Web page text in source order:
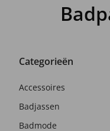
Categorieën
Accessoires
Badjassen
Badmode